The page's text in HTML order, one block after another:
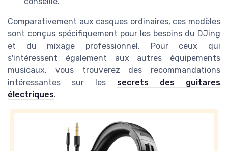
Comparativement aux casques ordinaires, ces modèles
sont conçus spécifiquement pour les besoins du DJing
et du mixage professionnel. Pour ceux qui
s'intéressent également aux autres équipements
musicaux, vous trouverez des recommandations
intéressantes sur les secrets des guitares
électriques.